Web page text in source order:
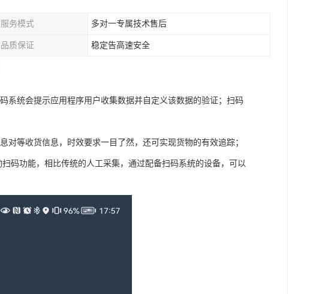
服务模式 多对一专属技术售后
品质保证 稳定告高速安全
系统会提示应用程序用户收集数据并自定义该数据的验证；扫码
等收货信息，时效要求一目了然，还可实现货物的有效追踪；
码功能，相比传统的人工采集，通过配备扫码系统的设备，可以